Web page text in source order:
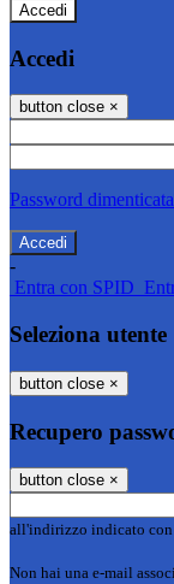
Accedi
Accedi
button close ×
Password
-
Entra con SPID
Seleziona utente
button close ×
Recupero
button close ×
all'indirizzo indicato con
Non hai una e-mail